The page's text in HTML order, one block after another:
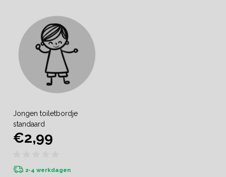
Jongen toiletbordje
standaard
€2,99
2-4 werkdagen